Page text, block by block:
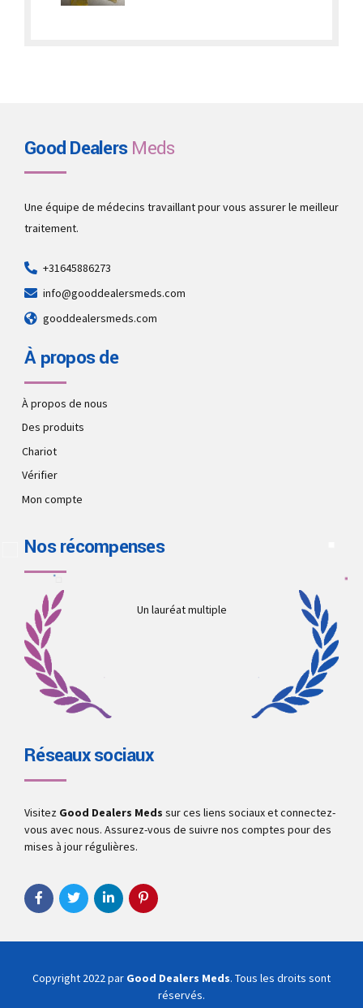
Good DealersMeds
Une équipe de médecins travaillant pour vous assurer le meilleur
traitement.
+31645886273
info@gooddealersmeds.com
gooddealersmeds.com
À propos de
À propos de nous
Des produits
Chariot
Vérifier
Mon compte
Nos récompenses
Un lauréat multiple
Réseaux sociaux
Visitez Good Dealers Meds sur ces liens sociaux et connectez-
vous avec nous. Assurez-vous de suivre nos comptes pour des
mises à jour régulières.
Copyright 2022 par Good Dealers Meds. Tous les droits sont
réservés.